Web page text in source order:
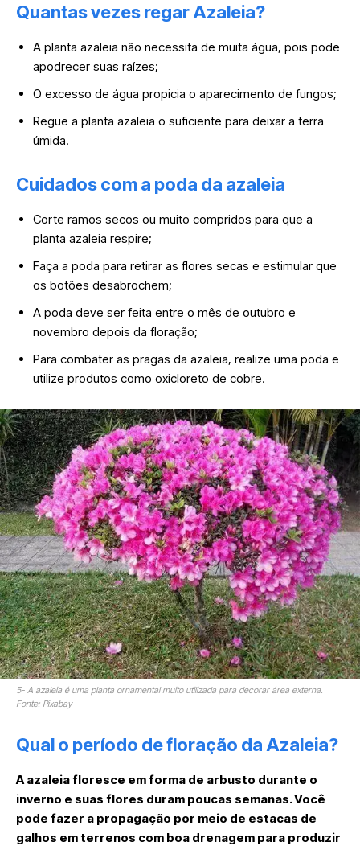
Quantas vezes regar Azaleia?
A planta azaleia não necessita de muita água, pois pode
apodrecer suas raízes;
O excesso de água propicia o aparecimento de fungos;
Regue a planta azaleia o suficiente para deixar a terra
úmida.
Cuidados com a poda da azaleia
Corte ramos secos ou muito compridos para que a
planta azaleia respire;
Faça a poda para retirar as flores secas e estimular que
os botões desabrochem;
A poda deve ser feita entre o mês de outubro e
novembro depois da floração;
Para combater as pragas da azaleia, realize uma poda e
utilize produtos como oxicloreto de cobre.
5- A azaleia é uma planta ornamental muito utilizada para decorar área externa.
Fonte: Pixabay
Qual o período de floração da Azaleia?
A azaleia floresce em forma de arbusto durante o
inverno e suas flores duram poucas semanas. Você
pode fazer a propagação por meio de estacas de
galhos em terrenos com boa drenagem para produzir